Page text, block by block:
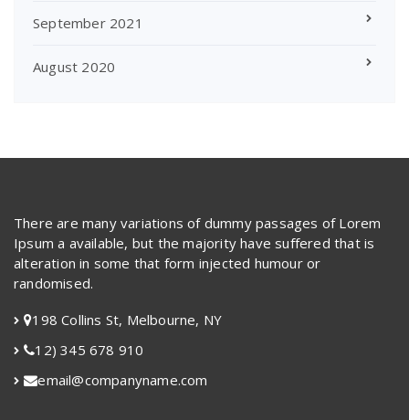
September 2021
August 2020
There are many variations of dummy passages of Lorem
Ipsum a available, but the majority have suffered that is
alteration in some that form injected humour or
randomised.
198 Collins St, Melbourne, NY
12) 345 678 910
email@companyname.com